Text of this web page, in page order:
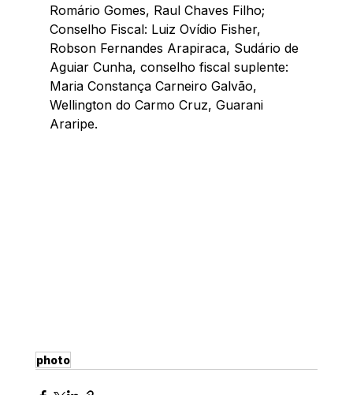
Romário Gomes, Raul Chaves Filho;
Conselho Fiscal: Luiz Ovídio Fisher,
Robson Fernandes Arapiraca, Sudário de
Aguiar Cunha, conselho fiscal suplente:
Maria Constança Carneiro Galvão,
Wellington do Carmo Cruz, Guarani
Araripe.
photo